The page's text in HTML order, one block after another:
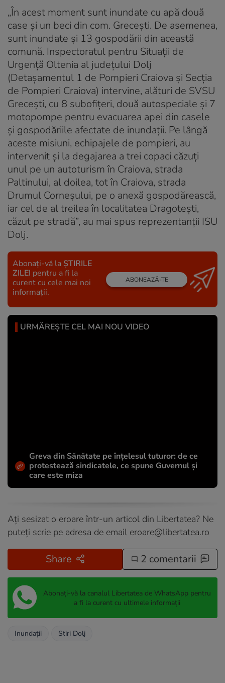
„În acest moment sunt inundate cu apă două
case şi un beci din com. Greceşti. De asemenea,
sunt inundate şi 13 gospodării din această
comună. Inspectoratul pentru Situaţii de
Urgenţă Oltenia al judeţului Dolj
(Detaşamentul 1 de Pompieri Craiova şi Secţia
de Pompieri Craiova) intervine, alături de SVSU
Greceşti, cu 8 subofiţeri, două autospeciale şi 7
motopompe pentru evacuarea apei din casele
şi gospodăriile afectate de inundaţii. Pe lângă
aceste misiuni, echipajele de pompieri, au
intervenit şi la degajarea a trei copaci căzuţi
unul pe un autoturism în Craiova, strada
Paltinului, al doilea, tot în Craiova, strada
Drumul Corneşului, pe o anexă gospodărească,
iar cel de al treilea în localitatea Dragoteşti,
căzut pe stradă”, au mai spus reprezentanţii ISU
Dolj.
Abonați-vă la ȘTIRILE
ZILEI pentru a fi la
curent cu cele mai noi
informații.
ABONEAZĂ-TE
URMĂREȘTE CEL MAI NOU VIDEO
Greva din Sănătate pe înțelesul tuturor: de ce
protestează sindicatele, ce spune Guvernul și
care este miza
Ați sesizat o eroare într-un articol din Libertatea? Ne
puteți scrie pe adresa de email eroare@libertatea.ro
Share 2 comentarii
Abonați-vă la canalul Libertatea de WhatsApp pentru
a fi la curent cu ultimele informații
Inundații Stiri Dolj